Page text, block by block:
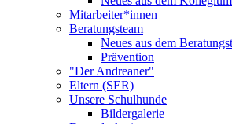
Mitarbeiter*innen
Beratungsteam
Neues aus dem
Prävention
"Der Andreaner"
Eltern (SER)
Unsere Schulhunde
Bildergalerie